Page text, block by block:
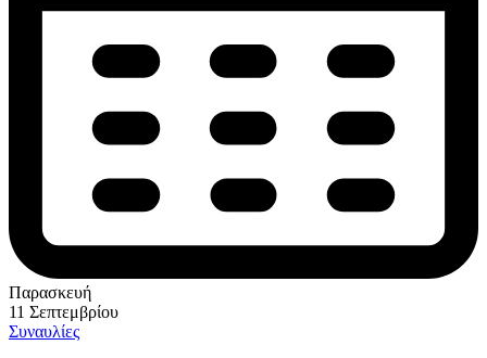
Παρασκευή
11 Σεπτεμβρίου
Συναυλίες